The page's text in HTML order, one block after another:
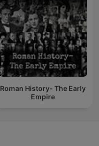
Roman History- The Early
Empire